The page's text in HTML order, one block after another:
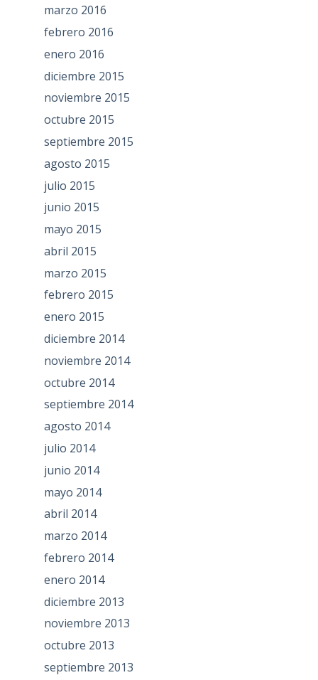
marzo 2016
febrero 2016
enero 2016
diciembre 2015
noviembre 2015
octubre 2015
septiembre 2015
agosto 2015
julio 2015
junio 2015
mayo 2015
abril 2015
marzo 2015
febrero 2015
enero 2015
diciembre 2014
noviembre 2014
octubre 2014
septiembre 2014
agosto 2014
julio 2014
junio 2014
mayo 2014
abril 2014
marzo 2014
febrero 2014
enero 2014
diciembre 2013
noviembre 2013
octubre 2013
septiembre 2013